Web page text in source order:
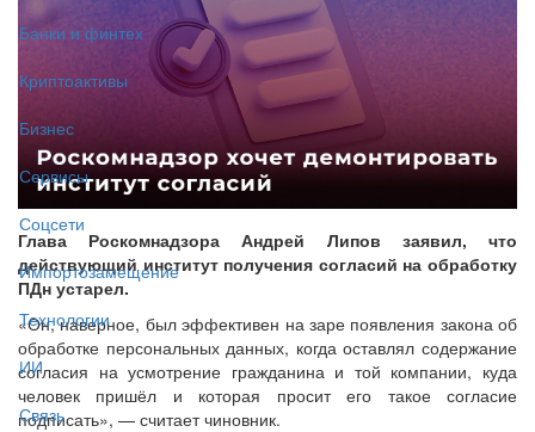
Банки и финтех
Криптоактивы
Бизнес
Сервисы
Соцсети
Импортозамещение
Технологии
ИИ
Связь
Глава Роскомнадзора Андрей Липов заявил, что
действующий институт получения согласий на обработку
ПДн устарел.
«Он, наверное, был эффективен на заре появления закона об
обработке персональных данных, когда оставлял содержание
согласия на усмотрение гражданина и той компании, куда
человек пришёл и которая просит его такое согласие
подписать», — считает чиновник.